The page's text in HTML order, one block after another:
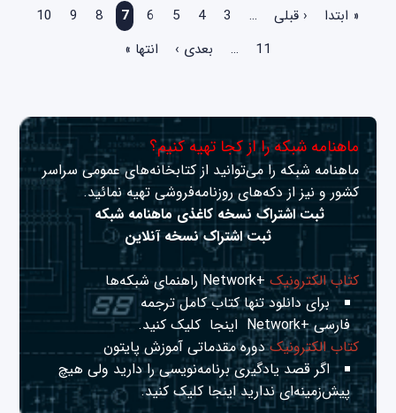
« ابتدا ‹ قبلی …
3
4
5
6
7
8
9
10
11
… بعدی › انتها »
ماهنامه شبکه را از کجا تهیه کنیم؟
ماهنامه شبکه را می‌توانید از کتابخانه‌های عمومی سراسر
کشور و نیز از دکه‌های روزنامه‌فروشی تهیه نمائید.
ثبت اشتراک نسخه کاغذی ماهنامه شبکه
ثبت اشتراک نسخه آنلاین
کتاب الکترونیک+Network راهنمای شبکه‌ها
برای دانلود تنها کتاب کامل ترجمه
فارسی +Network
اینجا کلیک کنید.
کتاب الکترونیکدوره مقدماتی آموزش پایتون
اگر قصد یادگیری برنامه‌نویسی را دارید ولی هیچ
پیش‌زمینه‌ای نداریداینجا کلیک کنید.